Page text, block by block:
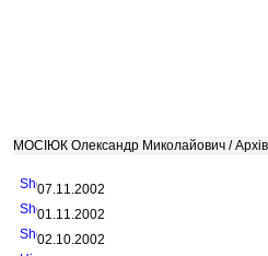
МОСІЮК Олександр Миколайович /
07.11.2002
01.11.2002
02.10.2002